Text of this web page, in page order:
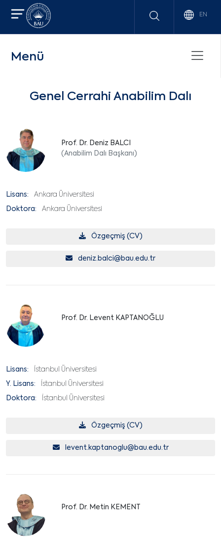
EN
Menü
Genel Cerrahi Anabilim Dalı
Prof. Dr. Deniz BALCI
(Anabilim Dalı Başkanı)
Lisans: Ankara Üniversitesi
Doktora: Ankara Üniversitesi
Özgeçmiş (CV)
deniz.balci@bau.edu.tr
Prof. Dr. Levent KAPTANOĞLU
Lisans: İstanbul Üniversitesi
Y. Lisans: İstanbul Üniversitesi
Doktora: İstanbul Üniversitesi
Özgeçmiş (CV)
levent.kaptanoglu@bau.edu.tr
Prof. Dr. Metin KEMENT